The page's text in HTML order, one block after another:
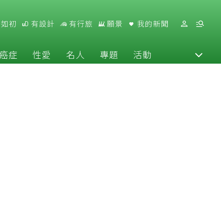
初 有設計 有行旅 願景 我的新聞
症 性愛 名人 專題 活動